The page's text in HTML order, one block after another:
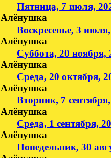
Пятница, 7 июля,
Алёнушка
Воскресенье, 3
Алёнушка
Суббота, 20 ноября,
Алёнушка
Среда, 20 октября,
Алёнушка
Вторник, 7
Алёнушка
Среда, 1 сентября,
Алёнушка
Понедельник, 30